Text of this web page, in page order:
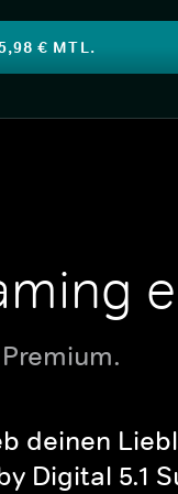
€ MTL.
deinen
Digital 5.1